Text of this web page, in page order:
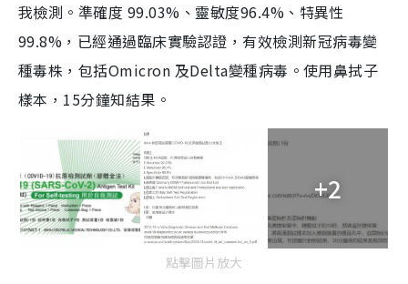
我檢測。準確度 99.03%、靈敏度96.4%、特異性
99.8%，已經通過臨床實驗認證，有效檢測新冠病毒變
種毒株，包括Omicron 及Delta變種病毒。使用鼻拭子
樣本，15分鐘知結果。
+2
點擊圖片放大